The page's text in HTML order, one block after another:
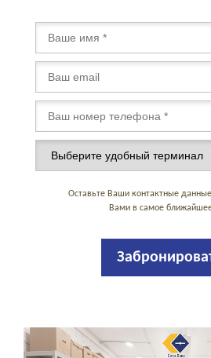
Оставьте Ваши контактные
Вами в самое